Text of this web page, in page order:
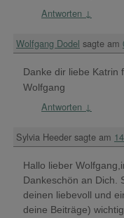
Antworten ↓
Wolfgang Dodel sagte am
Danke dir liebe Katrin
Wolfgang
Antworten ↓
Sylvia Heeder sagte am
Hallo lieber
Dankeschön an Dich.
deinen liebevoll und
deine Beiträge)